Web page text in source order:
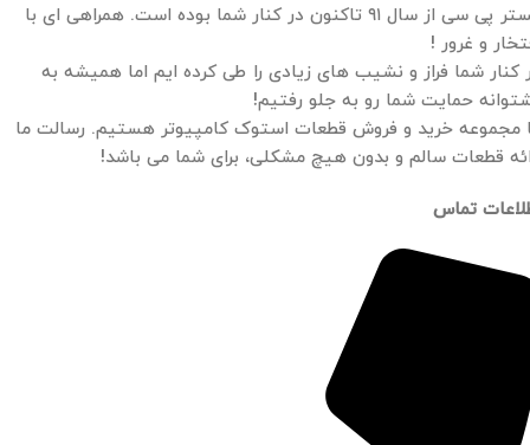
مستر پی سی از سال ۹۱ تاکنون در کنار شما بوده است. همراهی ای با
و غرور !
کنار شما فراز و نشیب های زیادی را طی کرده ایم اما همیشه به
حمایت شما رو به جلو رفتیم!
مجموعه خرید و فروش قطعات استوک کامپیوتر هستیم. رسالت ما
قطعات سالم و بدون هیچ مشکلی، برای شما می باشد!
تماس